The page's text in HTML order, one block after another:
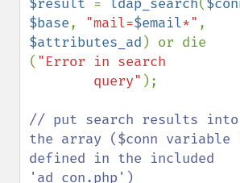
$result = ldap_search(
$base, "mail=$email*"
$attributes_ad ) or die
( "Error in search
        query"
);
// put search results into
the array ($conn variable
defined in the included